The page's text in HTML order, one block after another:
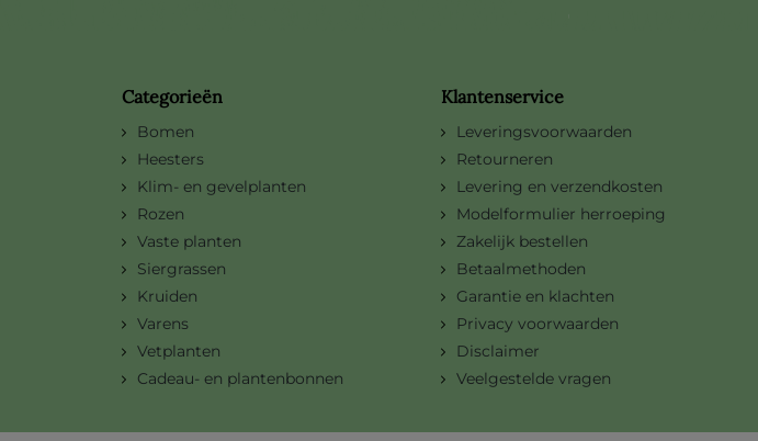
Categorieën
Bomen
Heesters
Klim- en gevelplanten
Rozen
Vaste planten
Siergrassen
Kruiden
Varens
Vetplanten
Cadeau- en plantenbonnen
Klantenservice
Leveringsvoorwaarden
Retourneren
Levering en verzendkosten
Modelformulier herroeping
Zakelijk bestellen
Betaalmethoden
Garantie en klachten
Privacy voorwaarden
Disclaimer
Veelgestelde vragen